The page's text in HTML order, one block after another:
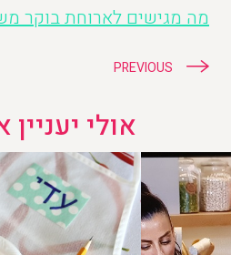
מה מגישים לארוחת בוקר
ניווטPREVIOUS
אולי